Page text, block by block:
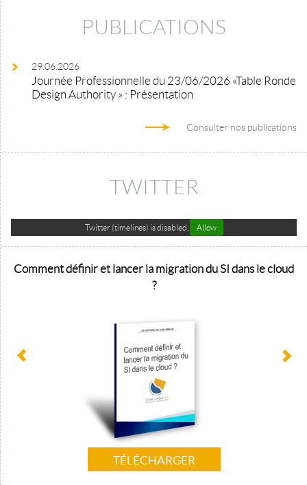
PUBLICATIONS
29.06.2026
Journée Professionnelle du 23/06/2026 «Table Ronde
Design Authority » : Présentation
Consulter nos publications
TWITTER
Twitter (timelines) is disabled. Allow
Comment définir et lancer la migration du SI dans le cloud
?
TÉLÉCHARGER